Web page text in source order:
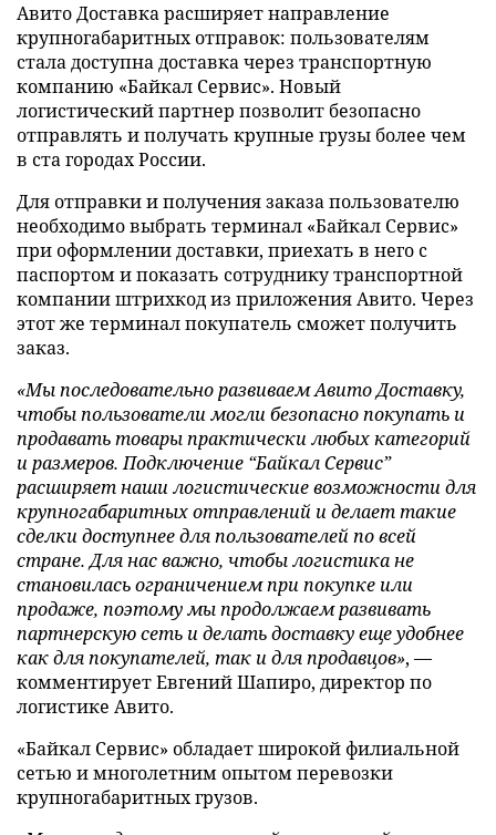
Авито Доставка расширяет направление
крупногабаритных отправок: пользователям
стала доступна доставка через транспортную
компанию «Байкал Сервис». Новый
логистический партнер позволит безопасно
отправлять и получать крупные грузы более чем
в ста городах России.
Для отправки и получения заказа пользователю
необходимо выбрать терминал «Байкал Сервис»
при оформлении доставки, приехать в него с
паспортом и показать сотруднику транспортной
компании штрихкод из приложения Авито. Через
этот же терминал покупатель сможет получить
заказ.
«Мы последовательно развиваем Авито Доставку,
чтобы пользователи могли безопасно покупать и
продавать товары практически любых категорий
и размеров. Подключение “Байкал Сервис”
расширяет наши логистические возможности для
крупногабаритных отправлений и делает такие
сделки доступнее для пользователей по всей
стране. Для нас важно, чтобы логистика не
становилась ограничением при покупке или
продаже, поэтому мы продолжаем развивать
партнерскую сеть и делать доставку еще удобнее
как для покупателей, так и для продавцов», —
комментирует Евгений Шапиро, директор по
логистике Авито.
«Байкал Сервис» обладает широкой филиальной
сетью и многолетним опытом перевозки
крупногабаритных грузов.